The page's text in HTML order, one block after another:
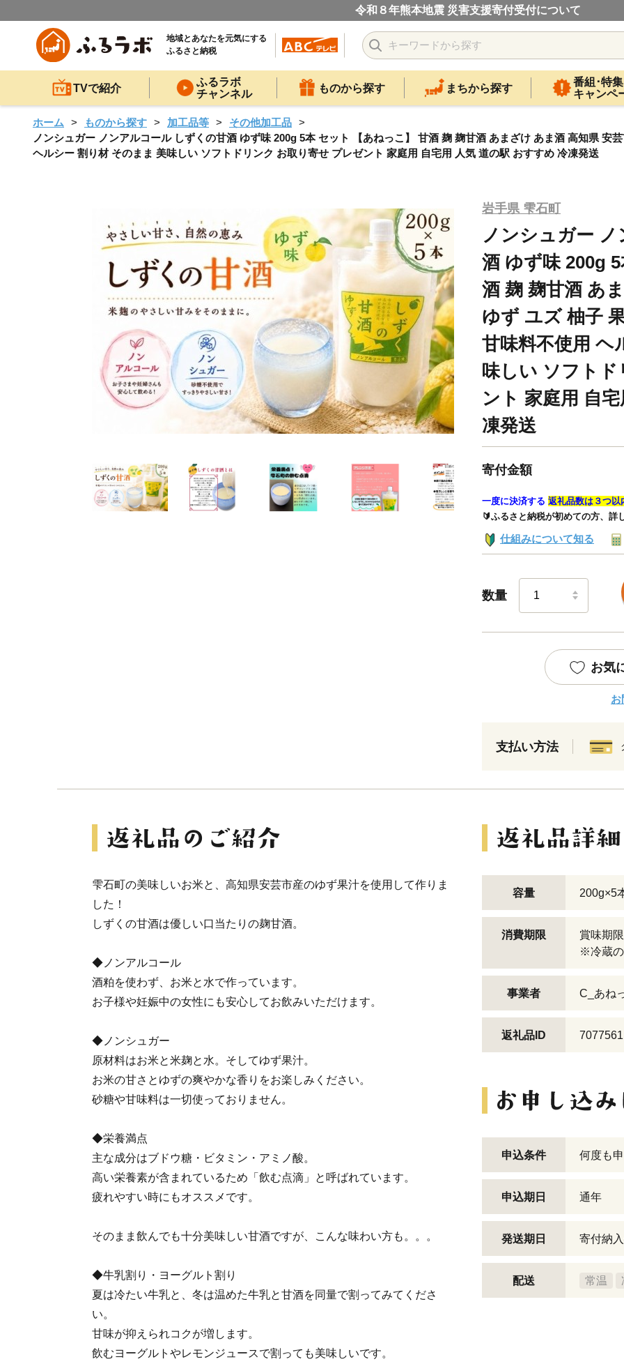
令和８年熊本地震 災害支援寄付受付について
地域とあなたを元気にする
ふるさと納税
TVで紹介
ふるラボ
チャンネル
ものから探す まちから探す
番組･特集
キャンペ
ホーム ものから探す 加工品等
その他加工品
ノンシュガー ノンアルコール しずくの甘酒 ゆず味 200g 5本 セット 【あねっこ】 甘酒 麹 麹甘酒 あまざけ あま酒 高知県 安
ヘルシー 割り材 そのまま 美味しい ソフトドリンク お取り寄せ プレゼント 家庭用 自宅用 人気 道の駅 おすすめ 冷凍発送
岩手県 雫石町
ノンシュガー
酒 ゆず味 200g
酒 麹 麹甘酒 あ
ゆず ユズ 柚子
甘味料不使用 ヘ
味しい ソフト
ント 家庭用 自
凍発送
寄付金額
一度に決済する 返礼品数は３つ以
🔰ふるさと納税が初めての方、詳
仕組みについて知る
数量
お気
お
支払い方法
雫石町の美味しいお米と、高知県安芸市産のゆず果汁を使用して作りま
した！
しずくの甘酒は優しい口当たりの麹甘酒。
◆ノンアルコール
酒粕を使わず、お米と水で作っています。
お子様や妊娠中の女性にも安心してお飲みいただけます。
◆ノンシュガー
原材料はお米と米麹と水。そしてゆず果汁。
お米の甘さとゆずの爽やかな香りをお楽しみください。
砂糖や甘味料は一切使っておりません。
◆栄養満点
主な成分はブドウ糖・ビタミン・アミノ酸。
高い栄養素が含まれているため「飲む点滴」と呼ばれています。
疲れやすい時にもオススメです。
そのまま飲んでも十分美味しい甘酒ですが、こんな味わい方も。。。
◆牛乳割り・ヨーグルト割り
夏は冷たい牛乳と、冬は温めた牛乳と甘酒を同量で割ってみてくださ
い。
甘味が抑えられコクが増します。
飲むヨーグルトやレモンジュースで割っても美味しいです。
容量 200g×5
消費期限
賞味期
※冷蔵の
事業者 C_あね
返礼品ID 7077561
申込条件 何度も
申込期日 通年
発送期日 寄付納
配送 常温